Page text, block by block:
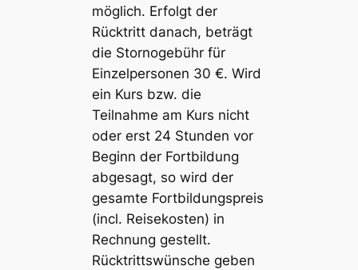
möglich. Erfolgt der
Rücktritt danach, beträgt
die Stornogebühr für
Einzelpersonen 30 €. Wird
ein Kurs bzw. die
Teilnahme am Kurs nicht
oder erst 24 Stunden vor
Beginn der Fortbildung
abgesagt, so wird der
gesamte Fortbildungspreis
(incl. Reisekosten) in
Rechnung gestellt.
Rücktrittswünsche geben